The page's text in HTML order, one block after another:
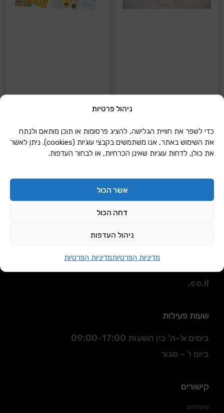
ניהול פרטיות
כדי לשפר את חוויית הגלישה, להציג פרסומות או תוכן מותאם ולנתח
את השימוש באתר, אנו משתמשים בקבצי עוגיות (cookies). ניתן לאשר
את כולן, לדחות עוגיות שאינן הכרחיות, או לבחור העדפות.
אשר הכול
דחה הכול
ניהול העדפות
מדיניות הפרטיותמדיניות הפרטיות
הוספה להצעת מחיר הוספה להצעת מחיר
.co.il
שעות פעילות
בימים א'-ה' בין השעות 09:00-17:00
ביום ו' – סגור
קישורים
מועדפים